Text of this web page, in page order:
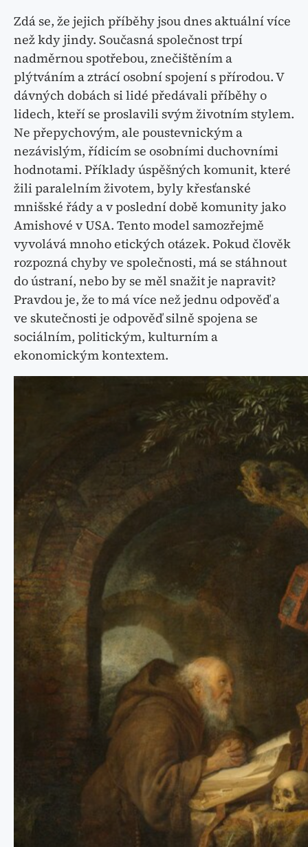
Zdá se, že jejich příběhy jsou dnes aktuální více
než kdy jindy. Současná společnost trpí
nadměrnou spotřebou, znečištěním a
plýtváním a ztrácí osobní spojení s přírodou. V
dávných dobách si lidé předávali příběhy o
lidech, kteří se proslavili svým životním stylem.
Ne přepychovým, ale poustevnickým a
nezávislým, řídicím se osobními duchovními
hodnotami. Příklady úspěšných komunit, které
žili paralelním životem, byly křesťanské
mnišské řády a v poslední době komunity jako
Amishové v USA. Tento model samozřejmě
vyvolává mnoho etických otázek. Pokud člověk
rozpozná chyby ve společnosti, má se stáhnout
do ústraní, nebo by se měl snažit je napravit?
Pravdou je, že to má více než jednu odpověď a
ve skutečnosti je odpověď silně spojena se
sociálním, politickým, kulturním a
ekonomickým kontextem.